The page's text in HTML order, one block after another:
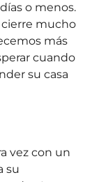
o menos.
cierre mucho
más
cuando
su casa
vez con un
su